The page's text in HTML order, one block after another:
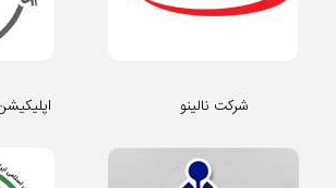
شرکت نالینو